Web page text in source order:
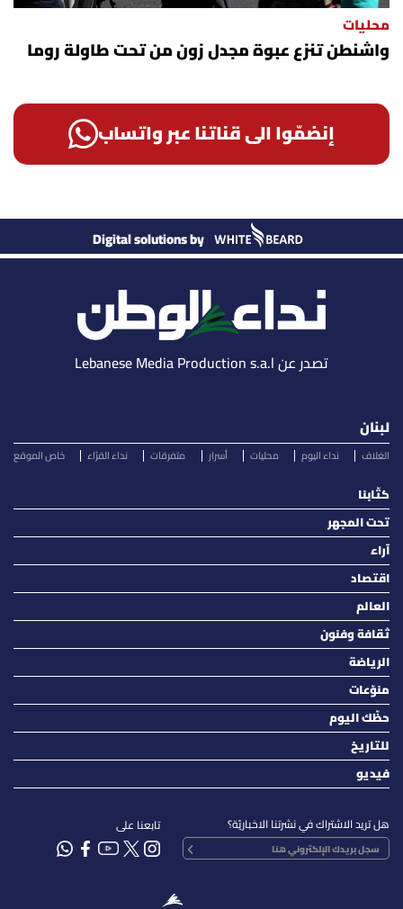
محليات
واشنطن تنزع عبوة مجدل زون من تحت طاولة روما
إنضمّوا الى قناتنا عبر واتساب
Digital solutions by
تصدر عن Lebanese Media Production s.a.l
لبنان
الغلاف نداء اليوم محليات أسرار متفرقات نداء القرّاء خاص الموقع
كتّابنا
تحت المجهر
آراء
اقتصاد
العالم
ثقافة وفنون
الرياضة
منوّعات
حظّك اليوم
للتاريخ
فيديو
هل تريد الاشتراك في نشرتنا الاخباريّة؟ تابعنا على